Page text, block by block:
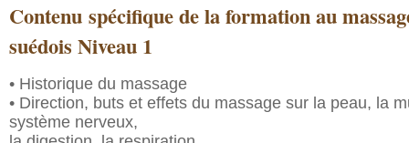
Contenu spécifique de la formation au
suédois Niveau 1
• Historique du massage
• Direction, buts et effets du massage sur la peau, la
système nerveux,